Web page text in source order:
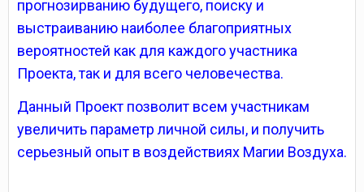
прогнозирванию будущего, поиску и
выстраиванию наиболее благоприятных
вероятностей как для каждого участника
Проекта, так и для всего человечества.
Данный Проект позволит всем участникам
увеличить параметр личной силы, и получить
серьезный опыт в воздействиях Магии Воздуха.